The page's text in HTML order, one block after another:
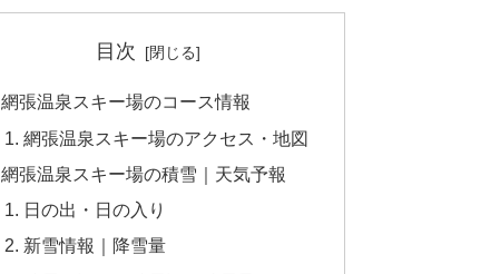
目次
網張温泉スキー場のコース情報
網張温泉スキー場のアクセス・地図
網張温泉スキー場の積雪｜天気予報
日の出・日の入り
新雪情報｜降雪量